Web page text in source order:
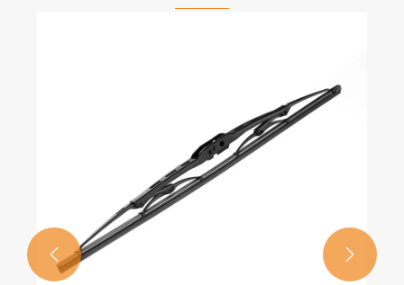
 